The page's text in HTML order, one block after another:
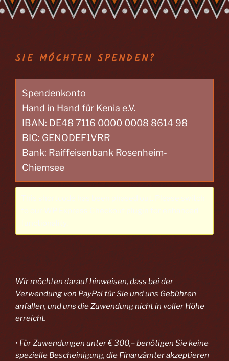
SIE MÖCHTEN SPENDEN?
Spendenkonto
Hand in Hand für Kenia e.V.
IBAN: DE48 7116 0000 0008 8614 98
BIC: GENODEF1VRR
Bank: Raiffeisenbank Rosenheim-
Chiemsee
This shortcode has been phased out. Please switch
to our WP Express Checkout plugin for enhanced
functionality.
Wir möchten darauf hinweisen, dass bei der
Verwendung von PayPalfür Sie und uns Gebühren
anfallen, und uns die Zuwendung nicht in voller Höhe
erreicht.
• Für Zuwendungen unter € 300,– benötigen Sie keine
spezielle Bescheinigung, die Finanzämter akzeptieren